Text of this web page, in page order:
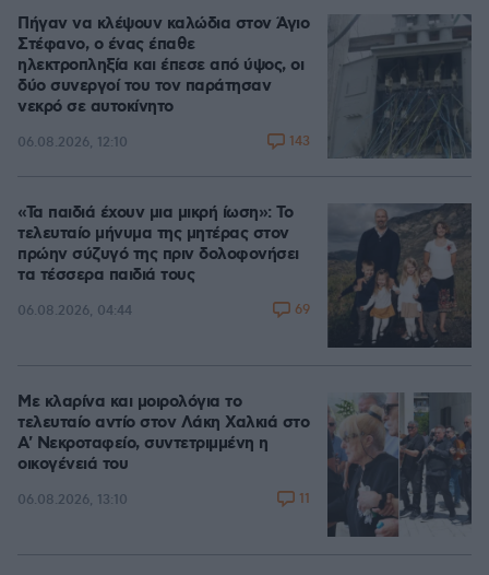
Πήγαν να κλέψουν καλώδια στον Άγιο
Στέφανο, ο ένας έπαθε
ηλεκτροπληξία και έπεσε από ύψος, οι
δύο συνεργοί του τον παράτησαν
νεκρό σε αυτοκίνητο
06.08.2026, 12:10 143
«Τα παιδιά έχουν μια μικρή ίωση»: Το
τελευταίο μήνυμα της μητέρας στον
πρώην σύζυγό της πριν δολοφονήσει
τα τέσσερα παιδιά τους
06.08.2026, 04:44 69
Με κλαρίνα και μοιρολόγια το
τελευταίο αντίο στον Λάκη Χαλκιά στο
A' Νεκροταφείο, συντετριμμένη η
οικογένειά του
06.08.2026, 13:10 11